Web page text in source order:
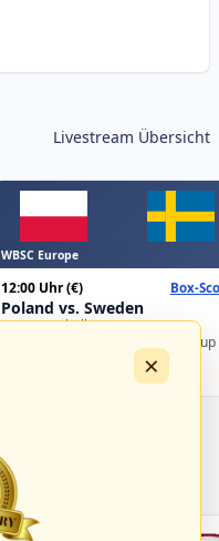
Livestream Übersicht
WBSC Europe
12:00 Uhr(€) Box-
Poland vs. Sweden
U-23 Baseball European
Championship B Pool 2026 - Group
×